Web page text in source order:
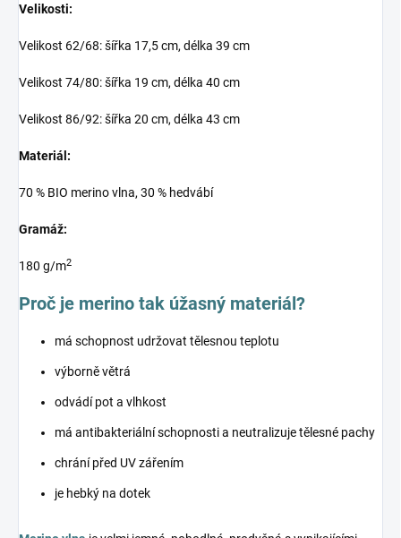
Velikosti:
Velikost 62/68: šířka 17,5 cm, délka 39 cm
Velikost 74/80: šířka 19 cm, délka 40 cm
Velikost 86/92: šířka 20 cm, délka 43 cm
Materiál:
70 % BIO merino vlna, 30 % hedvábí
Gramáž:
180 g/m2
Proč je merino tak úžasný materiál?
má schopnost udržovat tělesnou teplotu
výborně větrá
odvádí pot a vlhkost
má antibakteriální schopnosti a neutralizuje tělesné pachy
chrání před UV zářením
je hebký na dotek